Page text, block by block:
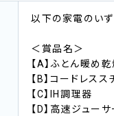
以下の家電のいず
＜賞品名＞
【A】ふとん暖め
【B】コードレス
【C】IH調理器
【D】高速ジューサ